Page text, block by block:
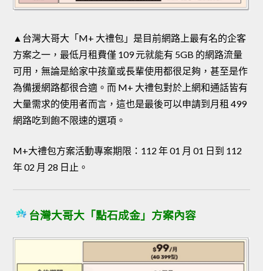
▲台灣大哥大「M+ 大禮包」是目前網路上最有名的企客
方案之一，最低月租費僅 109 元就能有 5GB 的網路流量
可用，無論是給家中孩童或長輩使用都很足夠，甚至是作
為備援網路都很合適。而 M+ 大禮包對於上網和通話皆有
大量需求的使用者而言，這也是最後可以申請到月租 499
網路吃到飽不限速的選項。
M+大禮包方案活動專案期限：112 年 01 月 01 日到 112
年 02 月 28 日止。
台灣大哥大「點石成金」方案內容